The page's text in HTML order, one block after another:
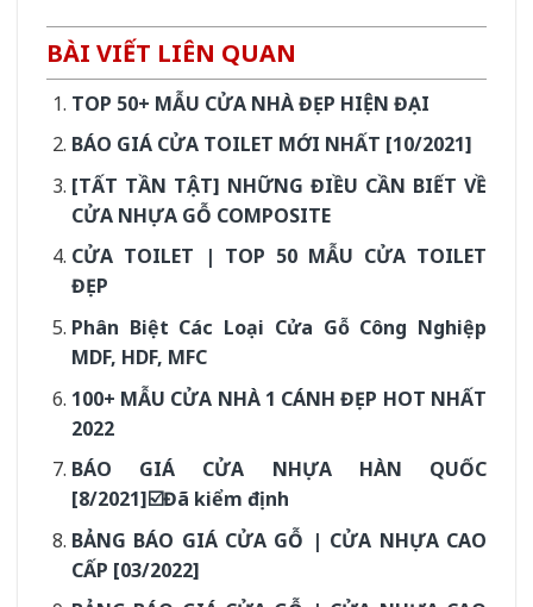
BÀI VIẾT LIÊN QUAN
TOP 50+ MẪU CỬA NHÀ ĐẸP HIỆN ĐẠI
BÁO GIÁ CỬA TOILET MỚI NHẤT [10/2021]
[TẤT TẦN TẬT] NHỮNG ĐIỀU CẦN BIẾT VỀ
CỬA NHỰA GỖ COMPOSITE
CỬA TOILET | TOP 50 MẪU CỬA TOILET
ĐẸP
Phân Biệt Các Loại Cửa Gỗ Công Nghiệp
MDF, HDF, MFC
100+ MẪU CỬA NHÀ 1 CÁNH ĐẸP HOT NHẤT
2022
BÁO GIÁ CỬA NHỰA HÀN QUỐC
[8/2021]☑️Đã kiểm định
BẢNG BÁO GIÁ CỬA GỖ | CỬA NHỰA CAO
CẤP [03/2022]